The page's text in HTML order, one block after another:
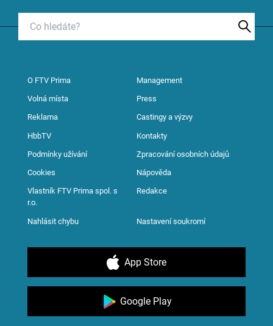
O FTV Prima Management
Volná místa Press
Reklama Castingy a výzvy
HbbTV Kontakty
Podmínky užívání Zpracování osobních údajů
Cookies Nápověda
Vlastník FTV Prima spol. s
r.o.
Redakce
Nahlásit chybu Nastavení soukromí
App Store
Google Play